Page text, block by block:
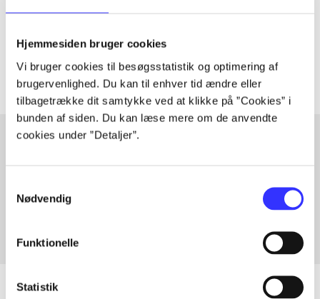
Hjemmesiden bruger cookies
Vi bruger cookies til besøgsstatistik og optimering af
brugervenlighed. Du kan til enhver tid ændre eller
tilbagetrække dit samtykke ved at klikke på ”Cookies” i
bunden af siden. Du kan læse mere om de anvendte
cookies under ”Detaljer”.
Nødvendig
Funktionelle
Statistik
Artiklerne ihandler ofte om
Fra